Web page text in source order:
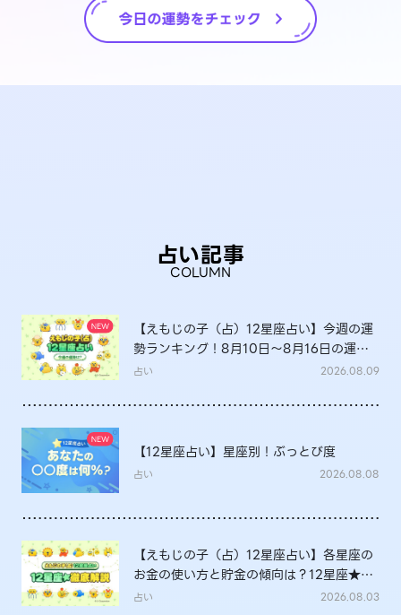
占い記事
COLUMN
【えもじの子（占）12星座占い】今週の運
勢ランキング！8月10日～8月16日の運勢
は？
占い 2026.08.09
【12星座占い】星座別！ぶっとび度
占い 2026.08.08
【えもじの子（占）12星座占い】各星座の
お金の使い方と貯金の傾向は？12星座★徹
底解説
占い 2026.08.03